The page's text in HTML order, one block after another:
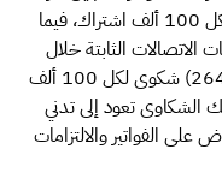
(موبايلي) لأقل عدد شكاوى بـ (22) شكوى لكل 100 ألف اشتراك، فيما
الثابتة خلال
الربع الأخير من عام 2020 بعد تسجيلها لـ (264) شكوى لكل 100 ألف
الشكاوى تعود إلى تدني
الفواتير والالتزامات